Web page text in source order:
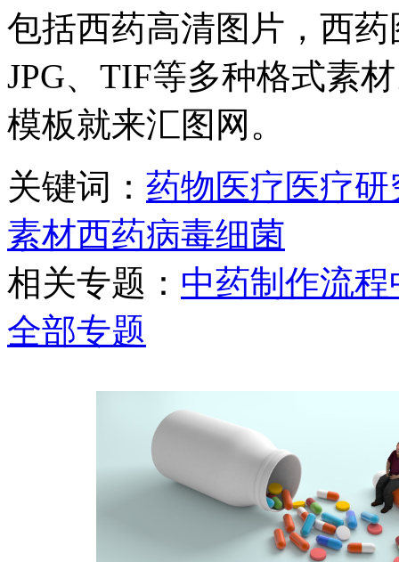
包括西药高清图片，西
JPG、TIF等多种格式素
模板就来汇图网。
关键词： 药物医疗医疗研
素材西药病毒细菌
相关专题： 中药制作流程
全部专题